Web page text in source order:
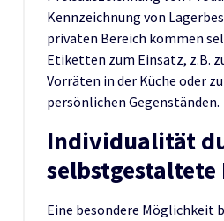
Kennzeichnung von
privaten Bereich kommen
Etiketten zum Einsatz, z.B.
Vorräten in der Küche oder
persönlichen Gegenständen.
Individualität
Eine besondere Möglichkeit